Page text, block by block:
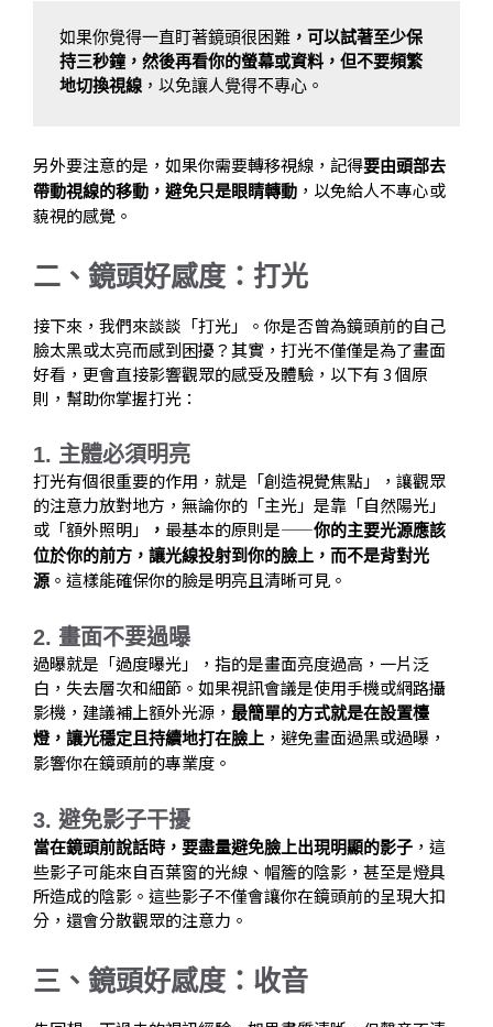
如果你覺得一直盯著鏡頭很困難 ，可以試著至少保
持三秒鐘，然後再看你的螢幕或資料，但不要頻繁
地切換視線 ，以免讓人覺得不專心。
另外要注意的是，如果你需要轉移視線，記得要由頭部去
帶動視線的移動，避免只是眼睛轉動 ，以免給人不專心或
藐視的感覺。
二、鏡頭好感度：打光
接下來，我們來談談「打光」。你是否曾為鏡頭前的自己
臉太黑或太亮而感到困擾？其實，打光不僅僅是為了畫面
好看，更會直接影響觀眾的感受及體驗，以下有 3 個原
則，幫助你掌握打光：
1. 主體必須明亮
打光有個很重要的作用，就是「創造視覺焦點」，讓觀眾
的注意力放對地方，無論你的「主光」是靠「自然陽光」
或「額外照明」
， 最基本的原則是——你的主要光源應該
位於你的前方，讓光線投射到你的臉上，而不是背對光
源 。這樣能確保你的臉是明亮且清晰可見。
2. 畫面不要過曝
過曝就是「過度曝光」，指的是畫面亮度過高，一片泛
白，失去層次和細節。如果視訊會議是使用手機或網路攝
影機，建議補上額外光源， 最簡單的方式就是在設置檯
燈，讓光穩定且持續地打在臉上 ，避免畫面過黑或過曝，
影響你在鏡頭前的專業度。
3. 避免影子干擾
當在鏡頭前說話時，要盡量避免臉上出現明顯的影子 ，這
些影子可能來自百葉窗的光線、帽簷的陰影，甚至是燈具
所造成的陰影。這些影子不僅會讓你在鏡頭前的呈現大扣
分，還會分散觀眾的注意力。
三、鏡頭好感度：收音